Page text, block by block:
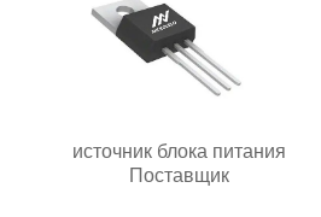
источник блока питания
Поставщик